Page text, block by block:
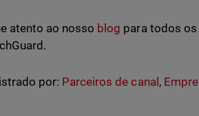
atento ao nosso blog para todos
por: Parceiros de canal ,